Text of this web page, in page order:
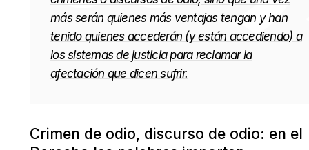
más serán quienes más ventajas tengan y han
tenido quienes accederán (y están accediendo) a
los sistemas de justicia para reclamar la
afectación que dicen sufrir.
Crimen de odio, discurso de odio: en el